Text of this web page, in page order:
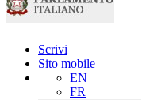
Scrivi
Sito mobile
EN
FR